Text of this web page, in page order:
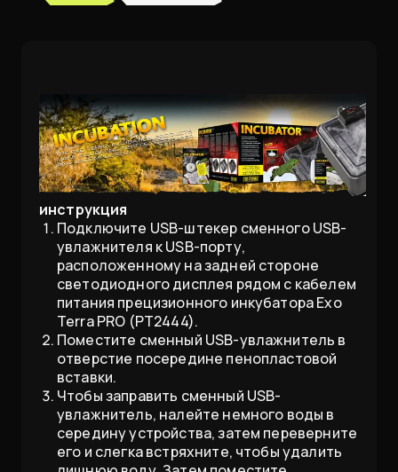
инструкция
Подключите USB-штекер сменного USB-
увлажнителя к USB-порту,
расположенному на задней стороне
светодиодного дисплея рядом с кабелем
питания прецизионного инкубатора Exo
Terra PRO (PT2444).
Поместите сменный USB-увлажнитель в
отверстие посередине пенопластовой
вставки.
Чтобы заправить сменный USB-
увлажнитель, налейте немного воды в
середину устройства, затем переверните
его и слегка встряхните, чтобы удалить